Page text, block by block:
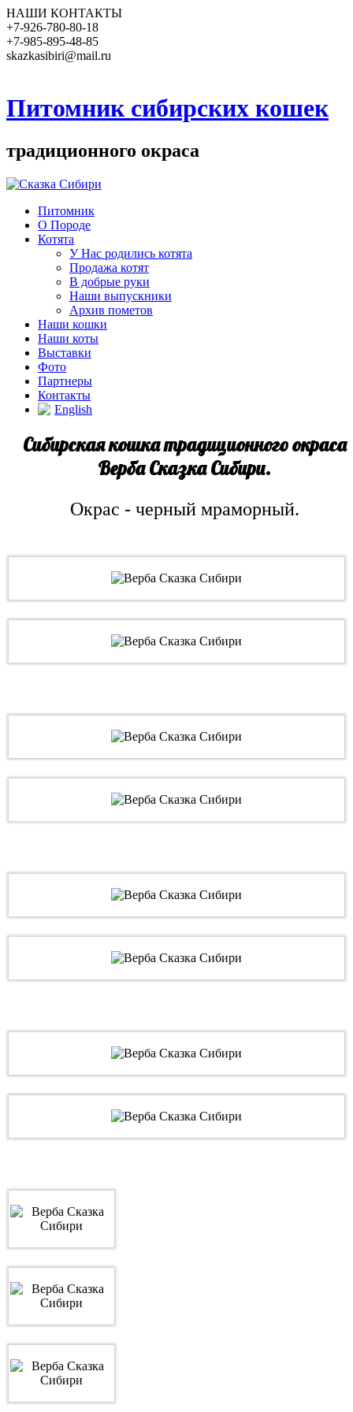
НАШИ КОНТАКТЫ
+7-926-780-80-18
+7-985-895-48-85
skazkasibiri@mail.ru
Питомник сибирских кошек
традиционного окраса
Питомник
О Породе
Котята
У Нас родились котята
Продажа котят
В добрые руки
Наши выпускники
Архив пометов
Наши кошки
Наши коты
Выставки
Фото
Партнеры
Контакты
English
Сибирская кошка традиционного окраса
Верба Сказка Сибири.
Окрас - черный мраморный.